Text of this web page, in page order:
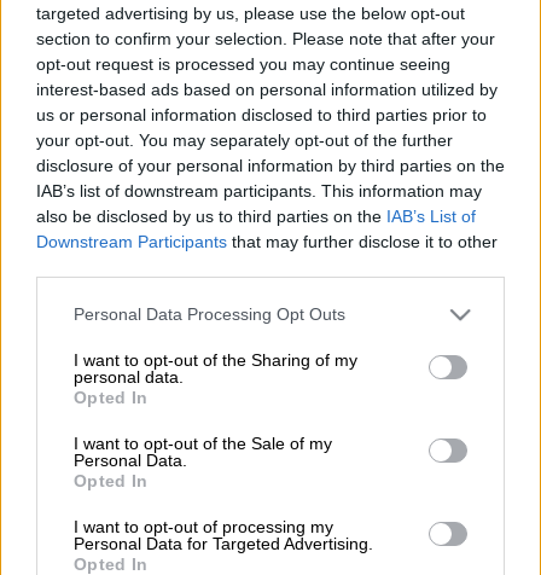
targeted advertising by us, please use the below opt-out
section to confirm your selection. Please note that after your
opt-out request is processed you may continue seeing
interest-based ads based on personal information utilized by
us or personal information disclosed to third parties prior to
your opt-out. You may separately opt-out of the further
disclosure of your personal information by third parties on the
IAB’s list of downstream participants. This information may
also be disclosed by us to third parties on the IAB’s List of
Downstream Participants that may further disclose it to other
Please note that this website/app uses one or more Google
not limited to your visit or usage behaviour. You may click to
grant or deny consent to Google and its third-party tags to
use your data for below specified purposes in below Google
consent section.
Personal Data Processing Opt Outs
I want to opt-out of the Sharing of my
personal data.
Opted In
I want to opt-out of the Sale of my
Personal Data.
Opted In
I want to opt-out of processing my
Personal Data for Targeted Advertising.
Opted In
Προσθέστε το ΕΘΝΟΣ στη Google
Το βράδυ του Σαββάτου (13/1), ο Σταμάτης
Γονίδης και ο Νίκος Μακρόπουλος βρέθηκαν
στο πλατό της εκπομπής «Στην υγειά μας ρε
παιδιά» για το πιο κεφάτο αφιέρωμα στο
λαϊκό τραγούδι.
Η βραδιά είχε αρκετό κέφι, που ανέβηκε
ακόμα περισσότερο με το ασταμάτητο
τσιφτετέλι τηςΜαριλένας Ράδου
Η ταλαντούχα ηθοποιός έβαλε «φωτιά» με
το αργό και «βασανιστικό» τσιφτετέλι της,
όταν η Γιούλη Τάσσου τραγούδησε
το «Κανείς εδώ δεν τραγουδά». Ιδιαίτερο
ενδιαφέρον έδειξε ο Σπύρος Παπαδόπουλος,
οποίος «έτρεξε» πίσω από τη νεαρή
συνάδελφό του.